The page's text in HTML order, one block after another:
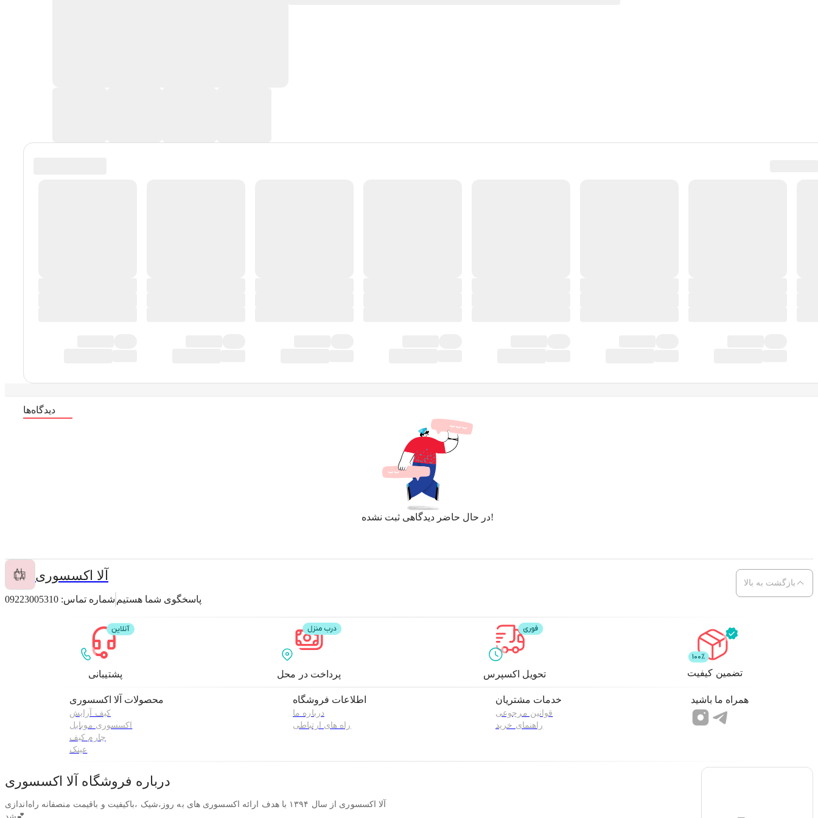
دیدگاه‌ها
در حال حاضر دیدگاهی ثبت نشده!
آلا اکسسوری
شماره تماس: 09223005310 پاسخگوی شما هستیم
بازگشت به بالا
پشتیبانی پرداخت در محل تحویل اکسپرس تضمین کیفیت
محصولات آلا اکسسوری
کیف آرایش
اکسسوری موبایل
چارم کیف
عینک
اطلاعات فروشگاه
درباره ما
راه های ارتباطی
خدمات مشتریان
قوانین مرجوعی
راهنمای خرید
همراه ما باشید
درباره فروشگاه آلا اکسسوری
آلا اکسسوری از سال ۱۳۹۴ با هدف ارائه اکسسوری های به روز،شیک ،باکیفیت و باقیمت منصفانه راه‌اندازی